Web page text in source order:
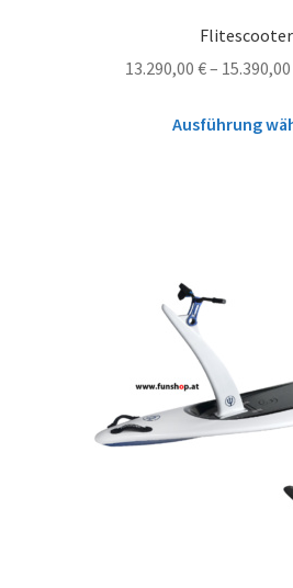
Flitescooter
13.290,00 €– 15.390,00
Ausführung